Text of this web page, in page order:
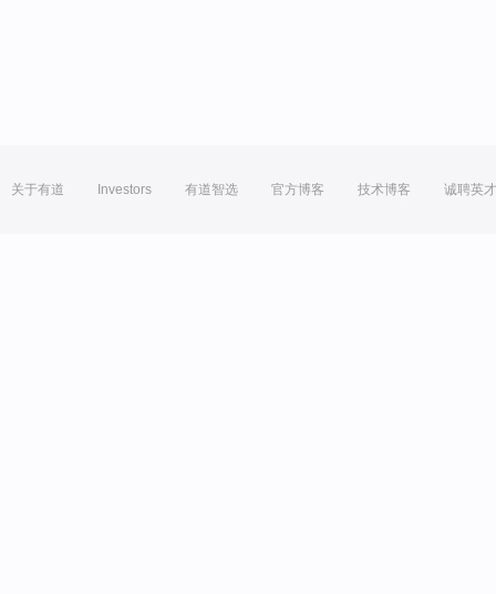
关于有道 Investors 有道智选 官方博客 技术博客 诚聘英才